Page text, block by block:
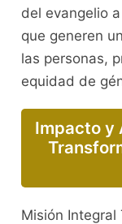
del evangelio
que generen
las personas,
equidad de
Impacto y
Misión